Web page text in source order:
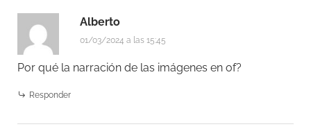
Alberto
01/03/2024 a las 15:45
Por qué la narración de las imágenes en of?
Responder